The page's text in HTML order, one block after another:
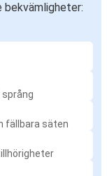
bekvämligheter:
språng
fällbara säten